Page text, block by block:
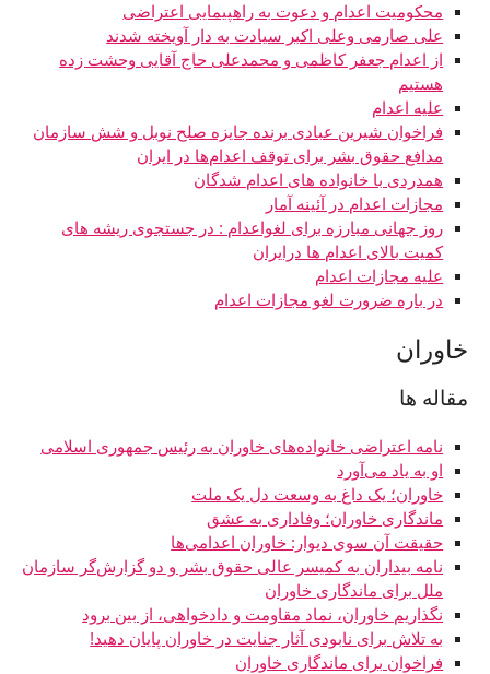
محکوميت اعدام و دعوت به راهپيمايی اعتراضی
علی صارمی وعلی اکبر سیادت به دار آویخته شدند
از اعدام جعفر کاظمی و محمدعلی حاج آقایی وحشت زده
هستیم
علیه اعدام
فراخوان شیرین عبادی برنده جایزه صلح نوبل و شش سازمان
مدافع حقوق بشر برای توقف اعدام‌ها در ایران
همدردی با خانواده های اعدام شدگان
مجازات اعدام در آئینه آمار
روز جهانی مبارزه برای لغواعدام : در جستجوی ریشه های
کمیت بالای اعدام ها درایران
علیه مجازات اعدام
در باره ضرورت لغو مجازات اعدام
خاوران
مقاله ها
نامه اعتراضی خانواده‌های خاوران به رئیس جمهوری اسلامی
او به یاد می‌آورد
خاوران؛ یک داغ به وسعت دل یک ملت
ماندگاری خاوران؛ وفاداری به عشق
حقیقت آن‌ سوی دیوار: خاوران اعدامی‌ها
نامه بیداران به کمیسر عالی حقوق بشر و دو گزارش‌گر سازمان
ملل برای ماندگاری خاوران
نگذاریم خاوران، نماد مقاومت و دادخواهی، از بین برود
به تلاش برای نابودی آثار جنایت در خاوران پایان دهید!
فراخوان برای ماندگاری خاوران